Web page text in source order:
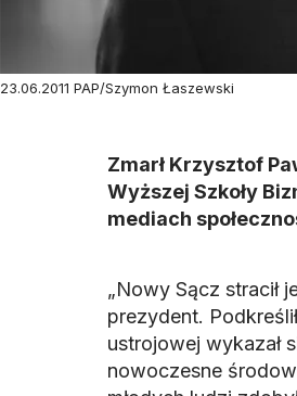
23.06.2011 PAP/Szymon Łaszewski
Zmarł Krzysztof
Wyższej Szkoły
mediach
„Nowy Sącz stracił
prezydent.
ustrojowej wykazał
nowoczesne